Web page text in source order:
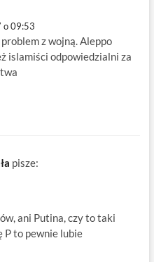
o 09:53
z wojną. Aleppo
islamiści odpowiedzialni za
pisze:
ani Putina, czy to taki
P to pewnie lubie